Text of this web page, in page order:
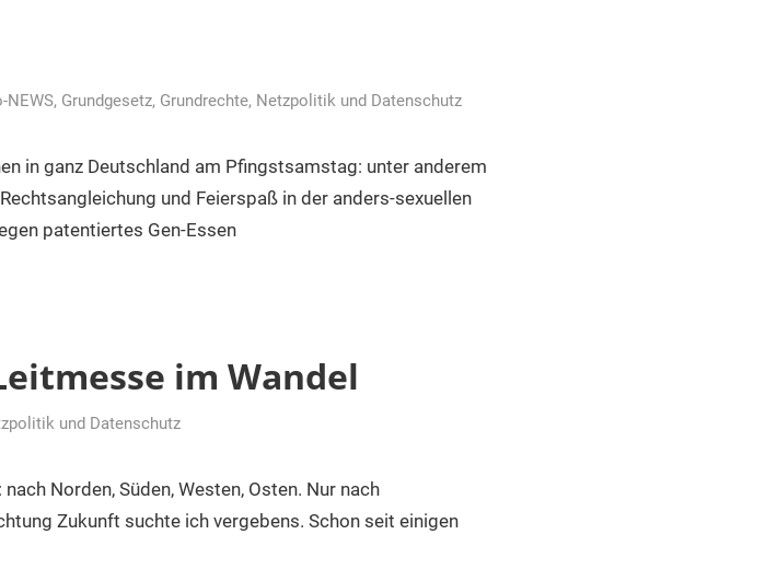
NEWS, Grundgesetz, Grundrechte, Netzpolitik und Datenschutz
in ganz Deutschland am Pfingstsamstag: unter anderem
und Feierspaß in der anders-sexuellen
patentiertes Gen-Essen
im Wandel
und Datenschutz
Norden, Süden, Westen, Osten. Nur nach
Zukunft suchte ich vergebens. Schon seit einigen